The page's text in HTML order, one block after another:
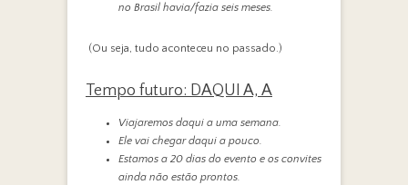
no Brasil havia/fazia seis meses.
(Ou seja, tudo aconteceu no passado.)
Tempo futuro: DAQUI A, A
Viajaremos daqui a uma semana.
Ele vai chegar daqui a pouco.
Estamos a 20 dias do evento e os convites
ainda não estão prontos.